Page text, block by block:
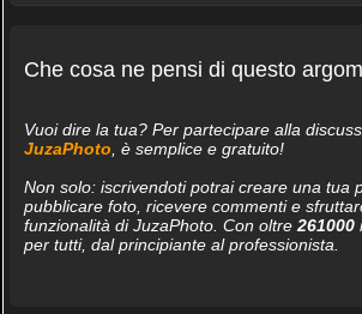
Che cosa ne pensi di questo
Vuoi dire la tua? Per partecipare alla
JuzaPhoto , è semplice e gratuito!
Non solo: iscrivendoti potrai creare una tua
pubblicare foto, ricevere commenti e
funzionalità di JuzaPhoto. Con oltre 261000
per tutti, dal principiante al professionista.